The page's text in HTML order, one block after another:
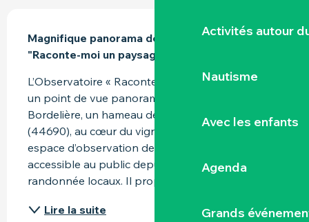
Activités autour
Nautisme
Avec les enfants
Agenda
Grands
Magnifique panorama depuis l'Observatoire
"Raconte-moi un paysage" sur le vignes
L’Observatoire « Raconte‑moi un paysage » est
un point de vue panoramique aménagé à La
Bordelière, un hameau de Maisdon‑sur‑Sèvre
(44690), au cœur du vignoble nantais. C’est un
espace d’observation de la nature et du paysage,
accessible au public depuis des sentiers de
randonnée locaux. Il propose...
Lire la suite